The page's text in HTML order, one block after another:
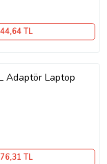
,64 TL
Adaptör Laptop
,31 TL